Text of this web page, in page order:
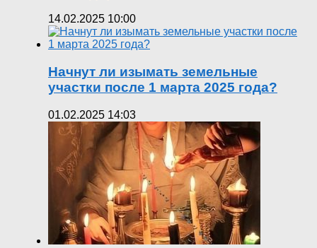
14.02.2025 10:00
Начнут ли изымать земельные
участки после 1 марта 2025 года?
01.02.2025 14:03